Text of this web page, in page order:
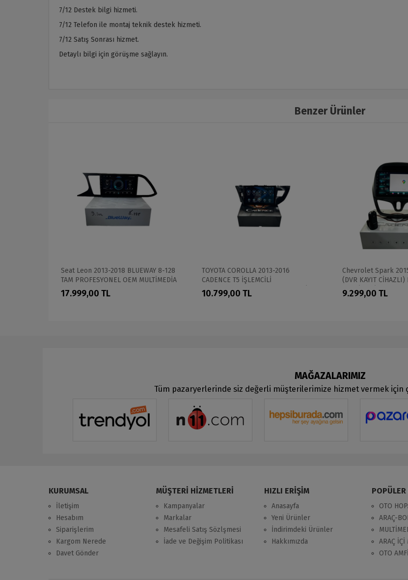
7/12 Destek bilgi hizmeti.
7/12 Telefon ile montaj teknik destek hizmeti.
7/12 Satış Sonrası hizmet.
Detaylı bilgi için görüşme sağlayın.
Benzer Ürünler
Seat Leon 2013-2018 BLUEWAY 8-128
TAM PROFESYONEL OEM MULTİMEDİA
17.999,00 TL
TOYOTA COROLLA 2013-2016
CADENCE T5 İŞLEMCİLİ
PROFESYONEL 360 CAM DESTEKLİ
OEM MULTİMEDİA
10.799,00 TL
Chevrolet Spark
(DVR KAYIT CİHAZLI)
MULTİMEDİA
9.299,00 TL
MAĞAZALARIMIZ
Tüm pazaryerlerinde siz değerli müşterilerimize hizmet vermek için
KURUMSAL
İletişim
Hesabım
Siparişlerim
Kargom Nerede
Davet Gönder
MÜŞTERİ HİZMETLERİ
Kampanyalar
Markalar
Mesafeli Satış Sözlşmesi
İade ve Değişim Politikası
HIZLI ERİŞİM
Anasayfa
Yeni Ürünler
İndirimdeki Ürünler
Hakkımızda
OTO
ARAÇ-
ARAÇ İÇİ
OTO AMFİ